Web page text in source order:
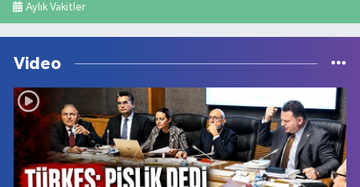
Aylık Vakitler
Video